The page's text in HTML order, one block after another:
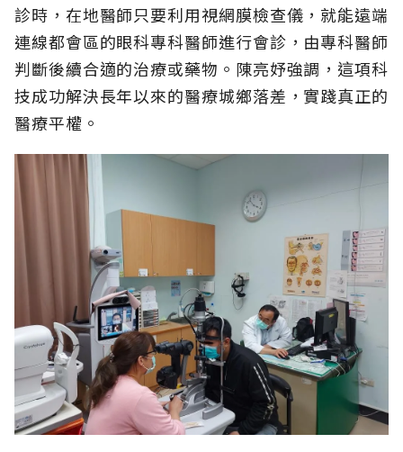
診時，在地醫師只要利用視網膜檢查儀，就能遠端
連線都會區的眼科專科醫師進行會診，由專科醫師
判斷後續合適的治療或藥物。陳亮妤強調，這項科
技成功解決長年以來的醫療城鄉落差，實踐真正的
醫療平權。